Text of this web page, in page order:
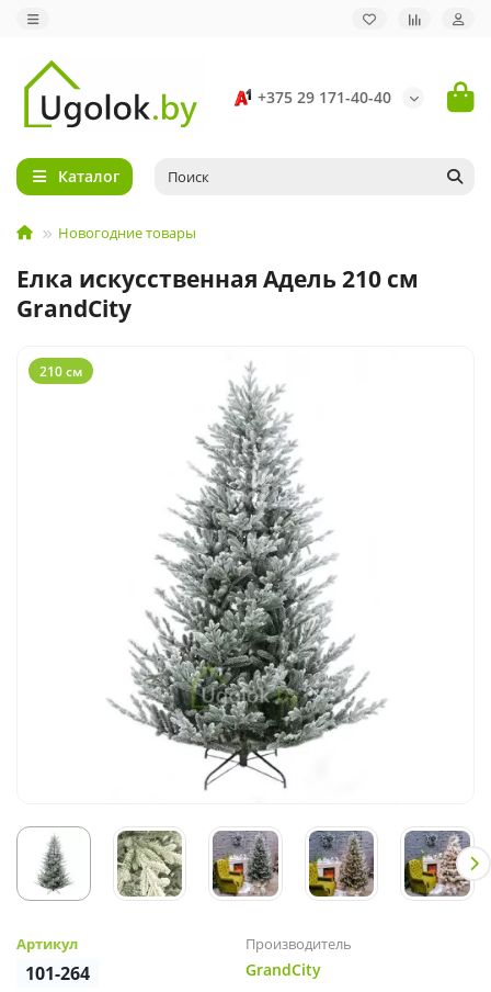
+375 29 171-40-40
Каталог
Новогодние товары
Елка искусственная Адель 210 см
GrandCity
210 см
Артикул
101-264
Производитель
GrandCity